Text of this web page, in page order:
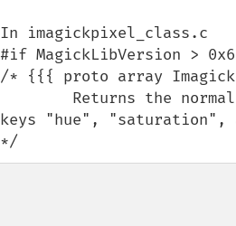
In imagickpixel_class.c
#if MagickLibVersion >
/* {{{ proto array
keys "hue", "saturation",
*/